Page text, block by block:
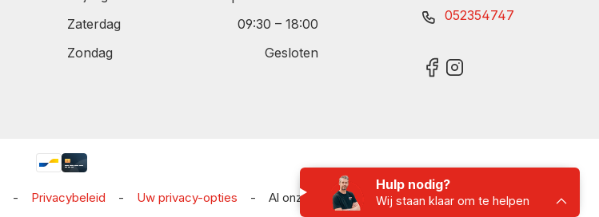
Zaterdag
09:30 – 18:00
Zondag
Gesloten
052354747
- Privacybeleid - Uw privacy-opties - Al onze prijzen zijn inclusief BTW
Hulp nodig?
Wij staan klaar om te helpen